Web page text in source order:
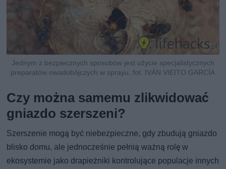
Jednym z bezpiecznych sposobów jest użycie specjalistycznych
preparatów owadobójczych w sprayu, fot. IVÁN VIEITO GARCÍA
Czy można samemu zlikwidować
gniazdo szerszeni?
Szerszenie mogą być niebezpieczne, gdy zbudują gniazdo
blisko domu, ale jednocześnie pełnią ważną rolę w
ekosystemie jako drapieżniki kontrolujące populacje innych